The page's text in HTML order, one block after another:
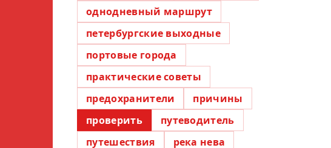
однодневный маршрут
петербургские выходные
портовые города
практические советы
предохранители
причины
проверить
путеводитель
путешествия
река нева